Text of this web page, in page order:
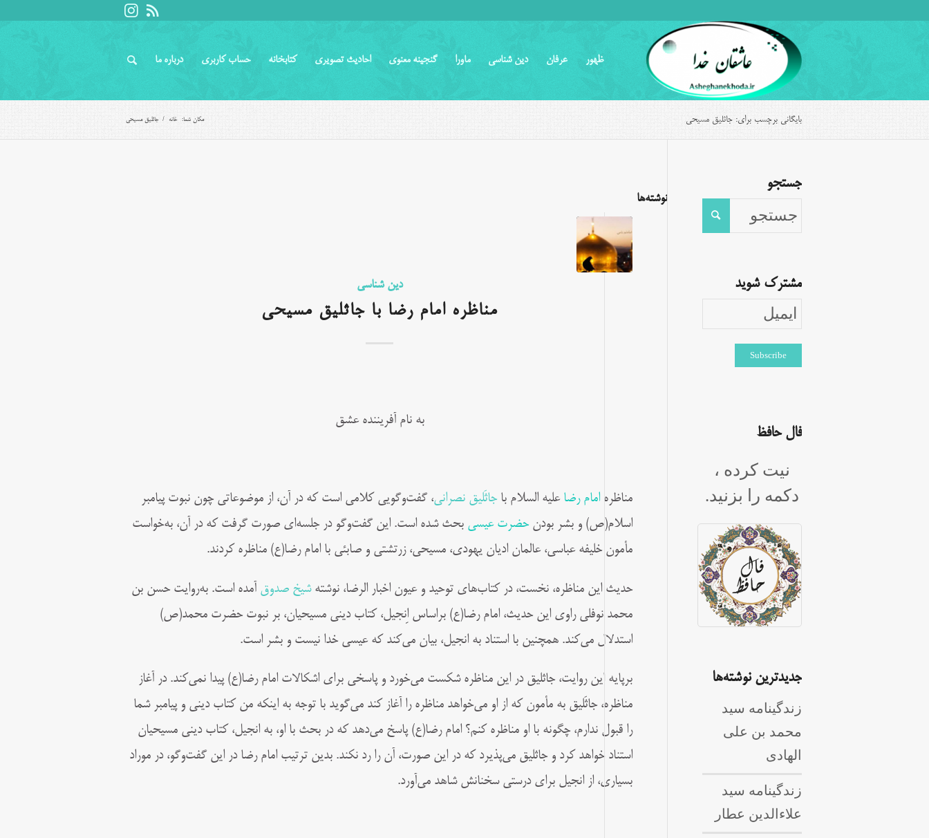
ظهور عرفان دین شناسی ماورا گنجینه معنوی احادیث تصویری کتابخانه حساب کاربری درباره ما
بایگانی برچسب برای: جاثلیق مسیحی مکان شما: خانه / جاثلیق مسیحی
نوشته‌ها
دین شناسی
مناظره امام رضا با جاثلیق مسیحی
به نام آفریننده عشق
مناظرهامام رضا علیه السلام باجاثَلیق نصرانی، گفت‌وگویی کلامی است که در آن، از موضوعاتی چون نبوت پیامبر
اسلام(ص) و بشر بودنحضرت عیسی بحث شده است. این گفت‌وگو در جلسه‌ای صورت گرفت که در آن، به‌خواست
مأمون خلیفه عباسی، عالمان ادیان یهودی، مسیحی، زرتشتی و صابئی با امام رضا(ع) مناظره کردند.
حدیث این مناظره، نخست، در کتاب‌های توحید و عیون اخبار الرضا، نوشتهشیخ صدوق آمده است. به‌روایت حسن بن
محمد نوفلی راوی این حدیث، امام رضا(ع) براساس اِنجیل، کتاب دینی مسیحیان، بر نبوت حضرت محمد(ص)
استدلال می‌کند. همچنین با استناد به انجیل، بیان می‌کند که عیسی خدا نیست و بشر است.
برپایه این روایت، جاثلیق در این مناظره شکست می‌خورد و پاسخی برای اشکالات امام رضا(ع) پیدا نمی‌کند. در آغاز
مناظره، جاثَلیق به مأمون که از او می‌خواهد مناظره را آغاز کند‌ می‌گوید با توجه به اینکه من کتاب دینی و پیامبر شما
را قبول ندارم، چگونه با او مناظره کنم؟ امام رضا(ع) پاسخ می‌دهد که در بحث با او، به انجیل، کتاب دینی مسیحیان
استناد خواهد کرد و جاثلیق می‌پذیرد که در این صورت، آن را رد نکند. بدین ترتیب امام رضا در این گفت‌وگو، در موراد
بسیاری، از انجیل برای درستی سخنانش شاهد می‌آورد.
جستجو
مشترک شوید
فال حافظ
نیت کرده ،
دکمه را بزنید.
جدیدترین نوشته‌ها
زندگینامه سید
محمد بن علی
الهادی
زندگینامه سید
علاءالدین عطار